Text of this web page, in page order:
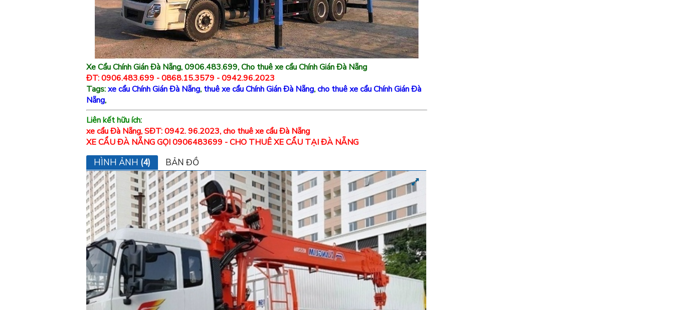
Xe Cẩu Chính Gián Đà Nẵng, 0906.483.699, Cho thuê xe cẩu Chính Gián Đà Nẵng
ĐT: 0906.483.699 - 0868.15.3579 - 0942.96.2023
Tags:xe cẩu Chính Gián Đà Nẵng, thuê xe cẩu Chính Gián Đà Nẵng,cho thuê xe cẩu Chính Gián Đà
Nẵng,
Liên kết hữu ích:
xe cẩu Đà Nẵng, SĐT: 0942. 96.2023, cho thuê xe cẩu Đà Nẵng
XE CẨU ĐÀ NẴNG GỌI 0906483699 - CHO THUÊ XE CẨU TẠI ĐÀ NẴNG
HÌNH ẢNH (4) BẢN ĐỒ